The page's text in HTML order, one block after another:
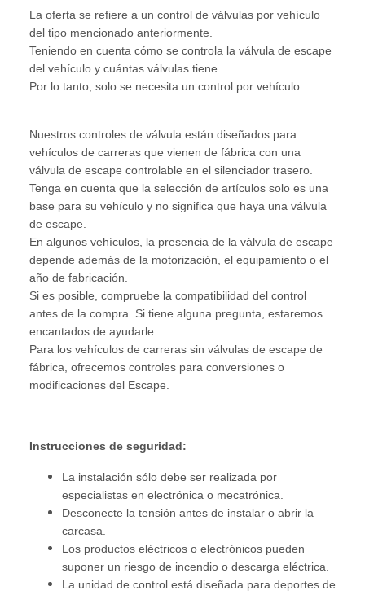
La oferta se refiere a un control de válvulas por vehículo
del tipo mencionado anteriormente.
Teniendo en cuenta cómo se controla la válvula de escape
del vehículo y cuántas válvulas tiene.
Por lo tanto, solo se necesita un control por vehículo.
Nuestros controles de válvula están diseñados para
vehículos de carreras que vienen de fábrica con una
válvula de escape controlable en el silenciador trasero.
Tenga en cuenta que la selección de artículos solo es una
base para su vehículo y no significa que haya una válvula
de escape.
En algunos vehículos, la presencia de la válvula de escape
depende además de la motorización, el equipamiento o el
año de fabricación.
Si es posible, compruebe la compatibilidad del control
antes de la compra. Si tiene alguna pregunta, estaremos
encantados de ayudarle.
Para los vehículos de carreras sin válvulas de escape de
fábrica, ofrecemos controles para conversiones o
modificaciones del Escape.
Instrucciones de seguridad:
La instalación sólo debe ser realizada por
especialistas en electrónica o mecatrónica.
Desconecte la tensión antes de instalar o abrir la
carcasa.
Los productos eléctricos o electrónicos pueden
suponer un riesgo de incendio o descarga eléctrica.
La unidad de control está diseñada para deportes de